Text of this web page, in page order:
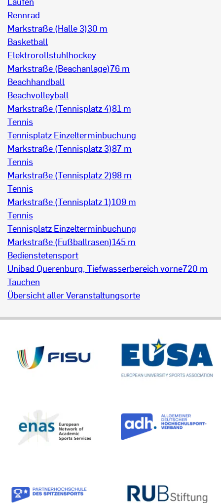
Rennrad
Markstraße (Halle 3)30 m
Basketball
Elektrorollstuhlhockey
Markstraße (Beachanlage)76 m
Beachhandball
Beachvolleyball
Markstraße (Tennisplatz 4)81 m
Tennis
Tennisplatz Einzelterminbuchung
Markstraße (Tennisplatz 3)87 m
Tennis
Markstraße (Tennisplatz 2)98 m
Tennis
Markstraße (Tennisplatz 1)109 m
Tennis
Tennisplatz Einzelterminbuchung
Markstraße (Fußballrasen)145 m
Bedienstetensport
Unibad Querenburg, Tiefwasserbereich vorne720 m
Tauchen
Übersicht aller Veranstaltungsorte